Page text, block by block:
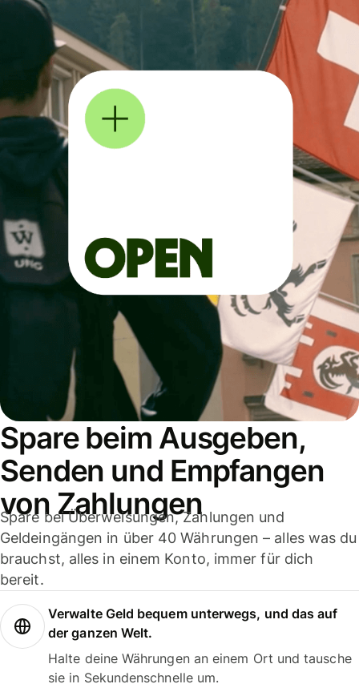
Spare beim Ausgeben,
Senden und Empfangen
von Zahlungen
Spare bei Überweisungen, Zahlungen und
Geldeingängen in über 40 Währungen – alles was du
brauchst, alles in einem Konto, immer für dich
bereit.
Verwalte Geld bequem unterwegs, und das auf
der ganzen Welt.
Halte deine Währungen an einem Ort und tausche
sie in Sekundenschnelle um.